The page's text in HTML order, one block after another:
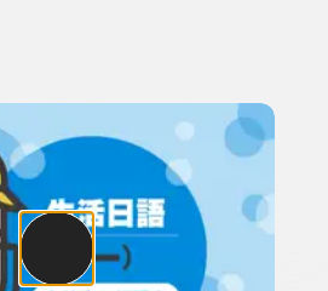
目名稱、主持人或關鍵字